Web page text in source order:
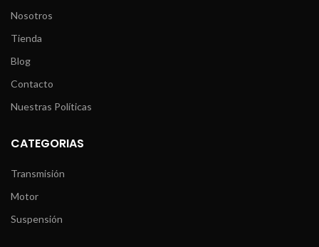
Nosotros
Tienda
Blog
Contacto
Nuestras Políticas
CATEGORIAS
Transmisión
Motor
Suspensión